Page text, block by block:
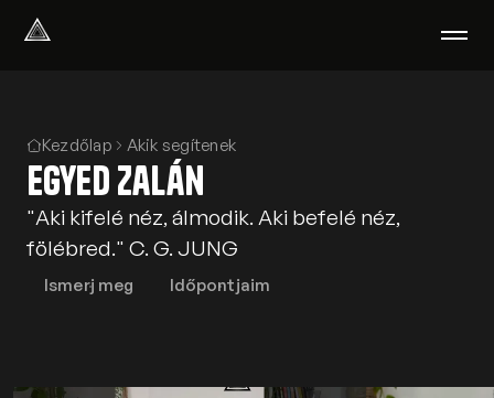
Amiben segítünk
Akik segítenek
Rólunk
Tudod-e?
Podcast
PszichoPortál
Kezdőlap Akik segítenek
Egyed Zalán
"Aki kifelé néz, álmodik. Aki befelé néz,
fölébred." C. G. JUNG
Ismerj meg Időpontjaim